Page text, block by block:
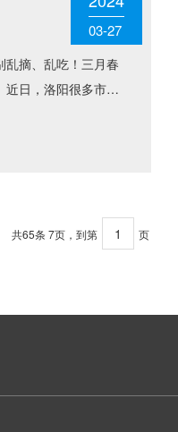
03-27
摘、乱吃！三月春
近日，洛阳很多市民
共65条 7页，到第 页